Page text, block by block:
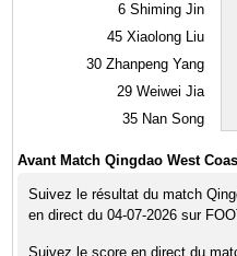
6 Shiming Jin
45 Xiaolong Liu
30 Zhanpeng Yang
29 Weiwei Jia
35 Nan Song
Avant Match Qingdao West
Suivez le résultat du match
en direct du 04-07-2026 sur
Suivez le score en direct du